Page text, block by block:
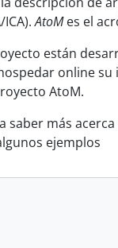
ICA).AtoMes el
están
online
AtoM.
saber más
ejemplos